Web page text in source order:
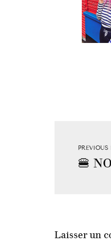
PREVIOUS
🍔
Laisser un